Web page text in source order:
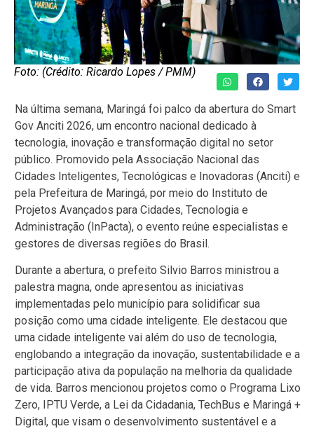
Foto: (Crédito: Ricardo Lopes / PMM)
Na última semana, Maringá foi palco da abertura do Smart
Gov Anciti 2026, um encontro nacional dedicado à
tecnologia, inovação e transformação digital no setor
público. Promovido pela Associação Nacional das
Cidades Inteligentes, Tecnológicas e Inovadoras (Anciti) e
pela Prefeitura de Maringá, por meio do Instituto de
Projetos Avançados para Cidades, Tecnologia e
Administração (InPacta), o evento reúne especialistas e
gestores de diversas regiões do Brasil.
Durante a abertura, o prefeito Silvio Barros ministrou a
palestra magna, onde apresentou as iniciativas
implementadas pelo município para solidificar sua
posição como uma cidade inteligente. Ele destacou que
uma cidade inteligente vai além do uso de tecnologia,
englobando a integração da inovação, sustentabilidade e a
participação ativa da população na melhoria da qualidade
de vida. Barros mencionou projetos como o Programa Lixo
Zero, IPTU Verde, a Lei da Cidadania, TechBus e Maringá +
Digital, que visam o desenvolvimento sustentável e a